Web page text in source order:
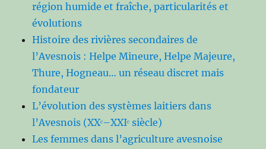
région humide et fraîche, particularités et
évolutions
Histoire des rivières secondaires de
l’Avesnois : Helpe Mineure, Helpe Majeure,
Thure, Hogneau… un réseau discret mais
fondateur
L’évolution des systèmes laitiers dans
l’Avesnois (XXᵉ–XXIᵉ siècle)
Les femmes dans l’agriculture avesnoise